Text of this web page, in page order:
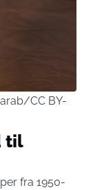
CC BY-
til
fra 1950-